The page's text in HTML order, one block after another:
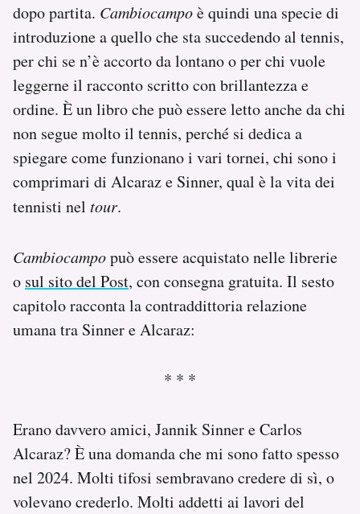
dopo partita. Cambiocampoè quindi una specie di
introduzione a quello che sta succedendo al tennis,
per chi se n’è accorto da lontano o per chi vuole
leggerne il racconto scritto con brillantezza e
ordine. È un libro che può essere letto anche da chi
non segue molto il tennis, perché si dedica a
spiegare come funzionano i vari tornei, chi sono i
comprimari di Alcaraz e Sinner, qual è la vita dei
tennisti nel tour.
Cambiocampopuò essere acquistato nelle librerie
o sul sito del Post, con consegna gratuita. Il sesto
capitolo racconta la contraddittoria relazione
umana tra Sinner e Alcaraz:
* * *
Erano davvero amici, Jannik Sinner e Carlos
Alcaraz? È una domanda che mi sono fatto spesso
nel 2024. Molti tifosi sembravano credere di sì, o
volevano crederlo. Molti addetti ai lavori del